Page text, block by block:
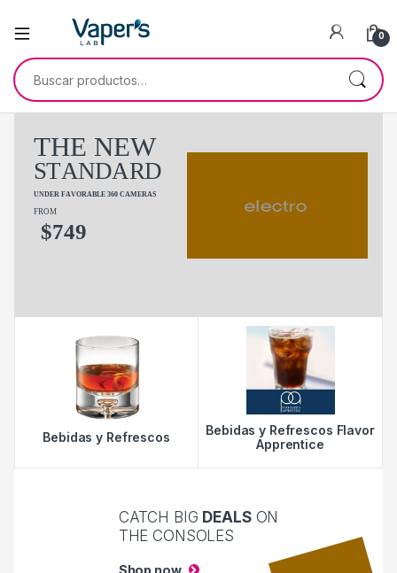
0
THE NEW
STANDARD
UNDER FAVORABLE 360 CAMERAS
FROM
$749
Bebidas y Refrescos
Bebidas y Refrescos Flavor
Apprentice
CATCH BIG DEALSON
THE CONSOLES
Shop now